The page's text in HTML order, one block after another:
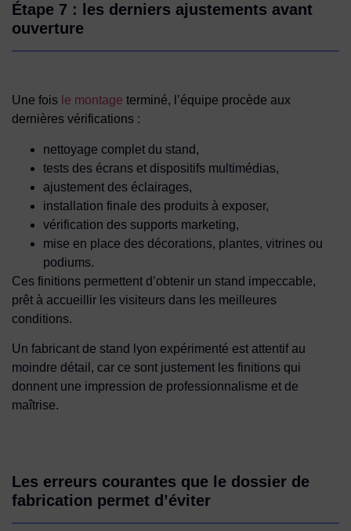
Étape 7 : les derniers ajustements avant
ouverture
Une fois le montage terminé, l’équipe procède aux
dernières vérifications :
nettoyage complet du stand,
tests des écrans et dispositifs multimédias,
ajustement des éclairages,
installation finale des produits à exposer,
vérification des supports marketing,
mise en place des décorations, plantes, vitrines ou
podiums.
Ces finitions permettent d’obtenir un stand impeccable,
prêt à accueillir les visiteurs dans les meilleures
conditions.
Un fabricant de stand lyon expérimenté est attentif au
moindre détail, car ce sont justement les finitions qui
donnent une impression de professionnalisme et de
maîtrise.
Les erreurs courantes que le dossier de
fabrication permet d’éviter